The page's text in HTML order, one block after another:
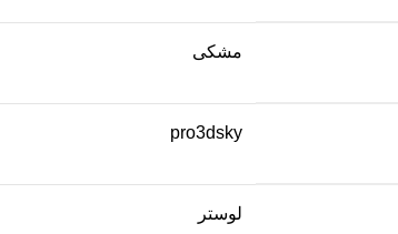
مشکی
pro3dsky
لوستر